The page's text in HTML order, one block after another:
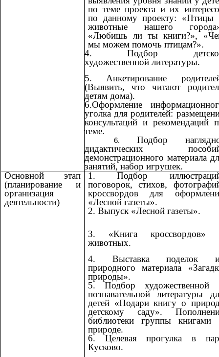
по теме проекта и их
по данному проекту: «Птицы
животные нашего
«Любишь ли ты книги?»,
мы можем помочь птицам?».
4. Подбор
художественной литературы.
5. Анкетирование
(Выявить, что читают
детям дома).
6.Оформление
уголка для родителей:
консультаций и рекомендаций
теме.
Подбор
дидактических
демонстрационного материала
занятий, набор игрушек.
Основной этап
(планирование и
организация
деятельности)
1. Подбор
поговорок, стихов,
кроссвордов для
«Лесной газеты».
2. Выпуск «Лесной газеты».
3. «Книга кроссвордов»
животных.
4. Выставка поделок
природного материала
природы».
5. Подбор художественной
познавательной литературы
детей «Подари книгу о
детскому саду».
библиотеки группы книгами
природе.
6. Целевая прогулка в
Кусково.